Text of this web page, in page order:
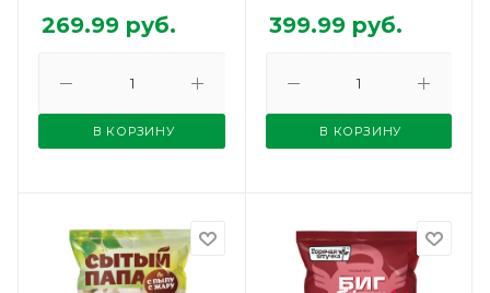
269.99 руб.
В КОРЗИНУ
399.99руб.
В КОРЗИНУ